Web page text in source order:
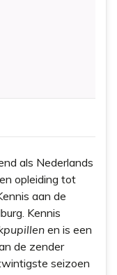
als Nederlands
opleiding tot
aan de
Kennis
en is een
de zender
seizoen